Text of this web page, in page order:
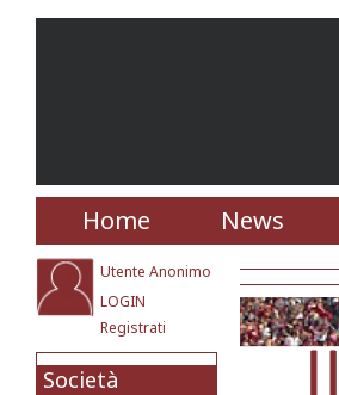
Home News
Utente Anonimo
LOGIN
Registrati
Società